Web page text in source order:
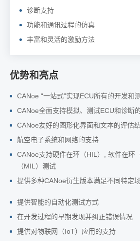
诊断支持
功能和通讯过程的仿真
丰富和灵活的激励方法
优势和亮点
CANoe “一站式”实现ECU所有的开发和
CANoe全面支持模拟、测试ECU和诊断
CANoe友好的图形化界面和文本的评估
航空电子系统和网络的支持
CANoe支持硬件在环（HIL）, 软件在环
（MIL）测试
提供多种CANoe衍生版本满足不同特定
提供智能的自动化测试方式
在开发过程的早期发现并纠正错误情况
提供对物联网（IoT）应用的支持